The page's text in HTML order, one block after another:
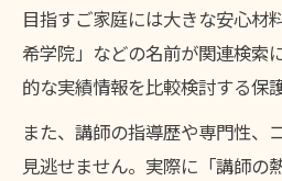
目指すご家庭には大きな安心材
希学院」などの名前が関連検索
的な実績情報を比較検討する保
また、講師の指導歴や専門性、
見逃せません。実際に「講師の